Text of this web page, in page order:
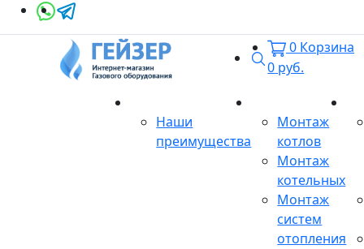
Поиск
0 Корзина
0 руб.
Наши
преимущества
Монтаж
котлов
Монтаж
котельных
Монтаж
систем
отопления